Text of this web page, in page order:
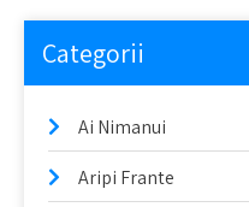
Categorii
Ai Nimanui
Aripi Frante